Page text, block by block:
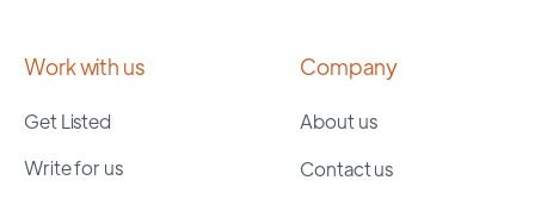
Work with us
Get Listed
Write for us
Company
About us
Contact us